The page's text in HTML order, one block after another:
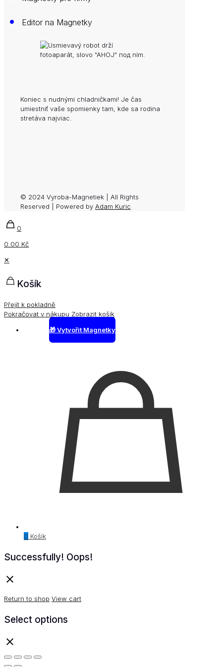
• Editor na Magnetky
Koniec s nudnými chladničkami! Je čas
umiestniť vaše spomienky tam, kde sa rodina
stretáva najviac.
© 2024 Vyroba-Magnetiek | All Rights
Reserved | Powered by Adam Kuric
0
0.00 Kč
✕
Košík
Přejít k pokladně
Pokračovat v nákupu Zobrazit košík
🎁 Vytvořit Magnetky
0 Košík
Successfully! Oops!
Return to shop View cart
Select options